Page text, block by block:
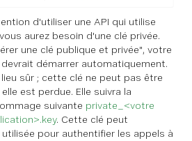
d'utiliser une API qui utilise
aurez besoin d'une clé privée.
une clé publique et privée", votre
démarrer automatiquement.
lieu sûr ; cette clé ne peut pas être
est perdue. Elle suivra la
suivante private_<votre
. Cette clé peut
pour authentifier les appels à